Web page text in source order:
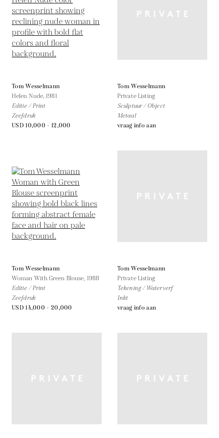
Tom Wesselmann
Helen Nude,1981
Editie / Print
Zeefdruk
USD 10,000 - 12,000
Tom Wesselmann
Private Listing
Sculptuur / Object
Metaal
vraag info aan
Tom Wesselmann
Woman With Green Blouse, 1988
Editie / Print
Zeefdruk
USD 14,000 - 20,000
Tom Wesselmann
Private Listing
Tekening / Waterverf
Inkt
vraag info aan